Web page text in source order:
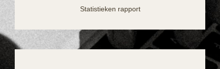
Statistieken rapport